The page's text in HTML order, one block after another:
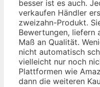
besser ist es auch.
verkaufen Händler
zweizahn-Produkt.
Bewertungen, liefern
Maß an Qualität.
nicht automatisch
vielleicht nur noch
Plattformen wie
dann die weiteren